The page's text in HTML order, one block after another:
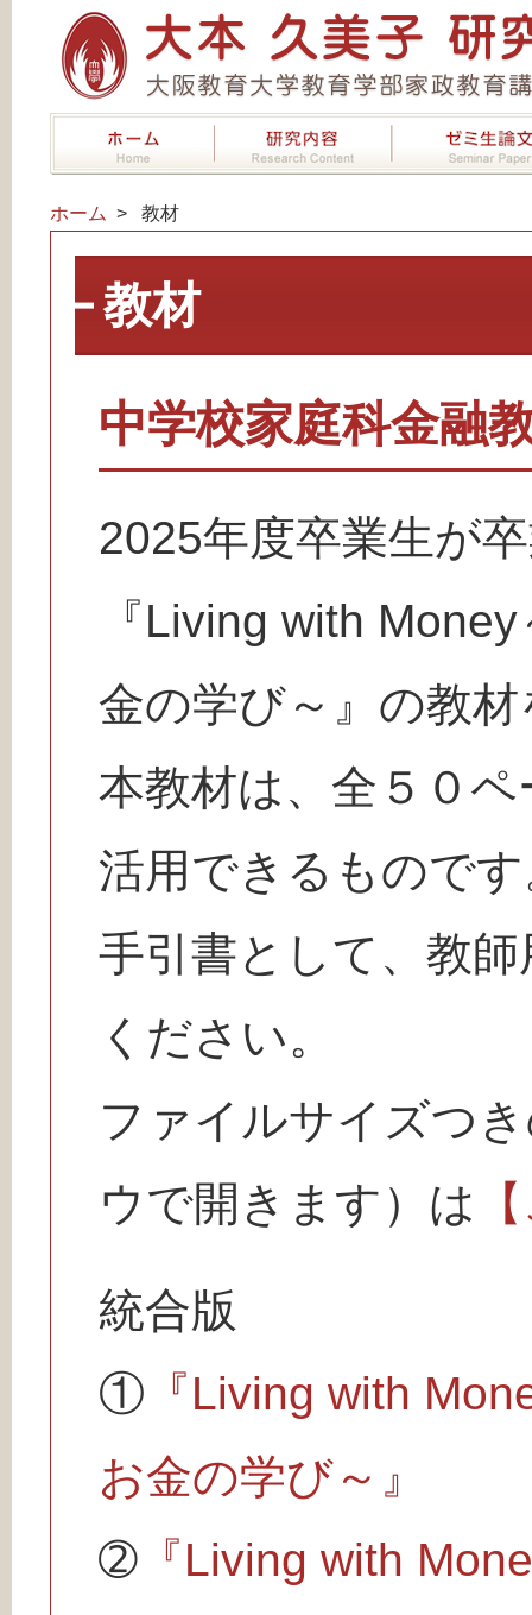
ホーム 教材
教材
中学校家庭科金融
2025年度卒業生が
『Living with
金の学び～』の教
本教材は、全５０
活用できるもので
手引書として、教
ください。
ファイルサイズつ
ウで開きます）は
統合版
① 『Living with
お金の学び～』
➁ 『Living with